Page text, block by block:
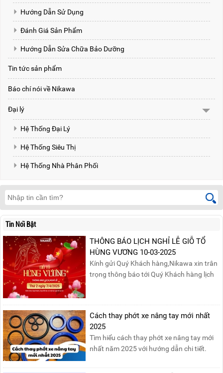
Hướng Dẫn Sử Dụng
Đánh Giá Sản Phẩm
Hướng Dẫn Sửa Chữa Bảo Dưỡng
Tin tức sản phẩm
Báo chí nói về Nikawa
Đại lý
Hệ Thống Đại Lý
Hệ Thống Siêu Thị
Hệ Thống Nhà Phân Phối
Tin Nổi Bật
THÔNG BÁO LỊCH NGHỈ LỄ GIỖ TỔ
HÙNG VƯƠNG 10-03-2025
Kính gửi Quý Khách hàng,Nikawa xin trân
trọng thông báo tới Quý Khách hàng lịch
07/04/2025, nhằm ngày Giỗ Tổ Hùng
Vương – dịp để tưởng nhớ công ơn dựng
nước của các Vua Hùng....
Cách thay phớt xe nâng tay mới nhất
2025
Tìm hiểu cách thay phớt xe nâng tay mới
nhất năm 2025 với hướng dẫn chi tiết.
phớt đúng cách, giúp xe nâng hoạt động